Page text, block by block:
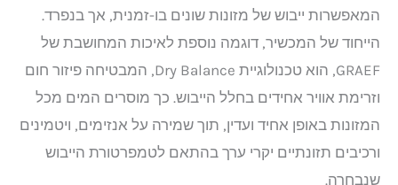
המאפשרות ייבוש של מזונות שונים בו-זמנית, אך בנפרד.
הייחוד של המכשיר, דוגמה נוספת לאיכות המחושבת של
GRAEF, הוא טכנולוגיית Dry Balance, המבטיחה פיזור חום
וזרימת אוויר אחידים בחלל הייבוש. כך מוסרים המים מכל
המזונות באופן אחיד ועדין, תוך שמירה על אנזימים, ויטמינים
ורכיבים תזונתיים יקרי ערך בהתאם לטמפרטורת הייבוש
שנבחרה.